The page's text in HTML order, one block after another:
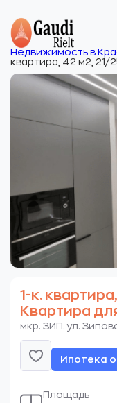
Недвижимость в
квартира, 42 м2, 21/
1-к.
Квартира
мкр. ЗИП. ул.
Ипотека
Площадь